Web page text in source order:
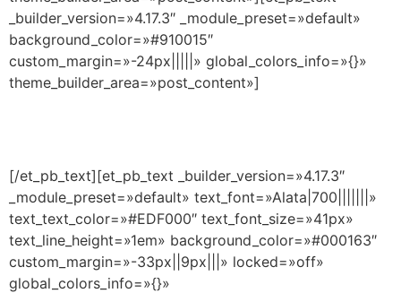
_builder_version=»4.17.3″ _module_preset=»default»
background_color=»#910015″
custom_margin=»-24px|||||» global_colors_info=»{}»
theme_builder_area=»post_content»]
[/et_pb_text][et_pb_text _builder_version=»4.17.3″
_module_preset=»default» text_font=»Alata|700|||||||»
text_text_color=»#EDF000″ text_font_size=»41px»
text_line_height=»1em» background_color=»#000163″
custom_margin=»-33px||9px|||» locked=»off»
global_colors_info=»{}»